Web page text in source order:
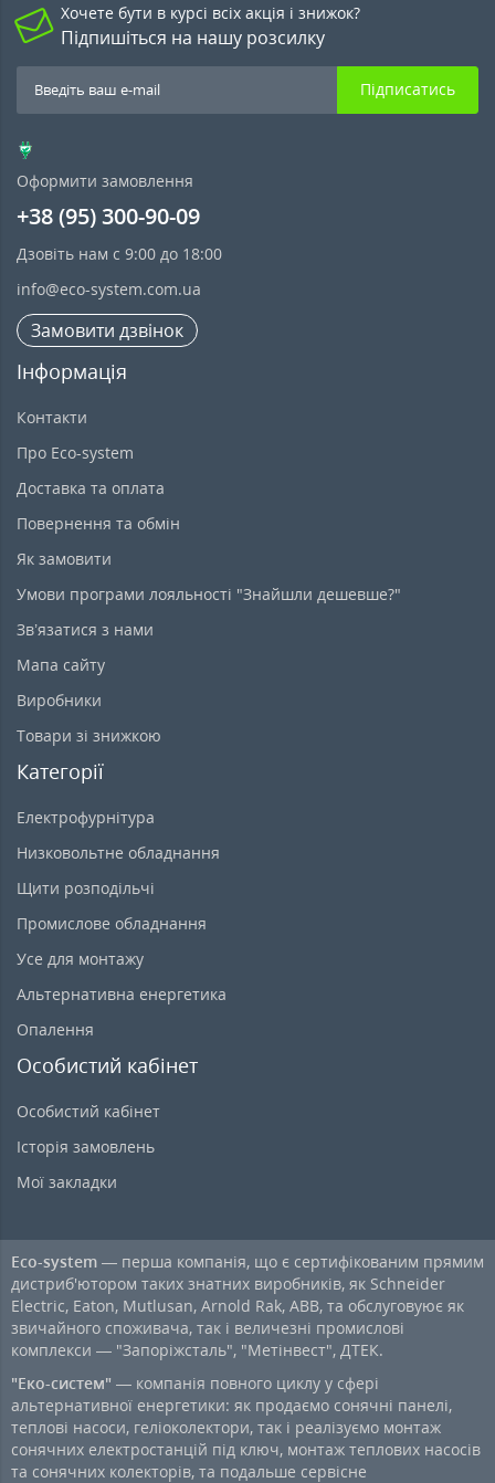
Хочете бути в курсі всіх акція і знижок?
Підпишіться на нашу розсилку
Підписатись
Оформити замовлення
+38 (95) 300-90-09
Дзовіть нам с 9:00 до 18:00
info@eco-system.com.ua
Замовити дзвінок
Інформація
Контакти
Про Eco-system
Доставка та оплата
Повернення та обмін
Як замовити
Умови програми лояльності "Знайшли дешевше?"
Зв’язатися з нами
Мапа сайту
Виробники
Товари зі знижкою
Категорії
Електрофурнітура
Низковольтне обладнання
Щити розподільчі
Промислове обладнання
Усе для монтажу
Альтернативна енергетика
Опалення
Особистий кабінет
Особистий кабінет
Історія замовлень
Мої закладки
Eco-system — перша компанія, що є сертифікованим прямим
дистриб'ютором таких знатних виробників, як Schneider
Electric, Eaton, Mutlusan, Arnold Rak, ABB, та обслуговуює як
звичайного споживача, так і величезні промислові
комплекси — "Запоріжсталь", "Метінвест", ДТЕК.
"Еко-систем" — компанія повного циклу у сфері
альтернативної енергетики: як продаємо сонячні панелі,
теплові насоси, геліоколектори, так і реалізуємо монтаж
сонячних електростанцій під ключ, монтаж теплових насосів
та сонячних колекторів, та подальше сервісне